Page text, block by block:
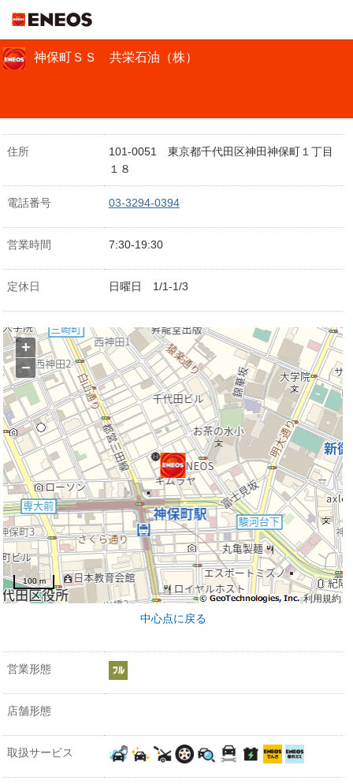
神保町ＳＳ 共栄石油（株）
住所
101-0051 東京都千代田区神田神保町１丁目
１８
電話番号 03-3294-0394
営業時間 7:30-19:30
定休日 日曜日 1/1-1/3
利用規約
+
−
100 m
中心点に戻る
営業形態
店舗形態
取扱サービス